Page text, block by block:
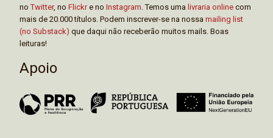
noTwitter, no Flickre no Instagram . Temos uma livraria online com
mais de 20.000 títulos. Podem inscrever-se na nossa mailing list
(no Substack) que daqui não receberão muitos mails. Boas
leituras!
Apoio